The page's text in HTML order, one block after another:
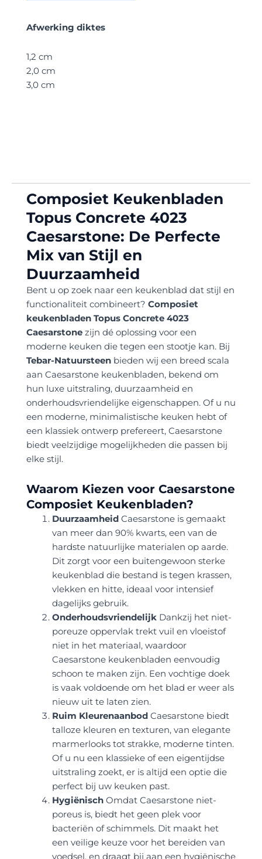
Afwerking diktes
1,2 cm
2,0 cm
3,0 cm
Composiet Keukenbladen
Topus Concrete 4023
Caesarstone: De Perfecte
Mix van Stijl en
Duurzaamheid
Bent u op zoek naar een keukenblad dat stijl en
functionaliteit combineert? Composiet
keukenbladen Topus Concrete 4023
Caesarstone zijn dé oplossing voor een
moderne keuken die tegen een stootje kan. Bij
Tebar-Natuursteen bieden wij een breed scala
aan Caesarstone keukenbladen, bekend om
hun luxe uitstraling, duurzaamheid en
onderhoudsvriendelijke eigenschappen. Of u nu
een moderne, minimalistische keuken hebt of
een klassiek ontwerp prefereert, Caesarstone
biedt veelzijdige mogelijkheden die passen bij
elke stijl.
Waarom Kiezen voor Caesarstone
Composiet Keukenbladen?
DuurzaamheidCaesarstone is gemaakt
van meer dan 90% kwarts, een van de
hardste natuurlijke materialen op aarde.
Dit zorgt voor een buitengewoon sterke
keukenblad die bestand is tegen krassen,
vlekken en hitte, ideaal voor intensief
dagelijks gebruik.
OnderhoudsvriendelijkDankzij het niet-
poreuze oppervlak trekt vuil en vloeistof
niet in het materiaal, waardoor
Caesarstone keukenbladen eenvoudig
schoon te maken zijn. Een vochtige doek
is vaak voldoende om het blad er weer als
nieuw uit te laten zien.
Ruim KleurenaanbodCaesarstone biedt
talloze kleuren en texturen, van elegante
marmerlooks tot strakke, moderne tinten.
Of u nu een klassieke of een eigentijdse
uitstraling zoekt, er is altijd een optie die
perfect bij uw keuken past.
HygiënischOmdat Caesarstone niet-
poreus is, biedt het geen plek voor
bacteriën of schimmels. Dit maakt het
een veilige keuze voor het bereiden van
voedsel, en draagt bij aan een hygiënische